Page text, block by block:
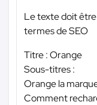
Le texte doit
termes de SEO
Titre : Orange
Sous-titres :
Orange la
Comment